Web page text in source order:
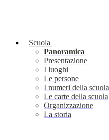
Scuola
Panoramica
Presentazione
I luoghi
Le persone
I numeri della scuola
Le carte della scuola
Organizzazione
La storia